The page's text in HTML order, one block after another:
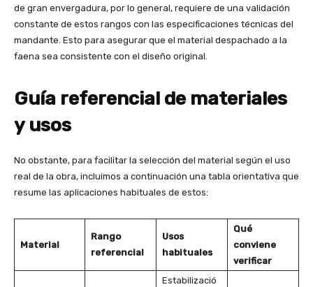
de gran envergadura, por lo general, requiere de una validación
constante de estos rangos con las especificaciones técnicas del
mandante. Esto para asegurar que el material despachado a la
faena sea consistente con el diseño original.
Guía referencial de materiales
y usos
No obstante, para facilitar la selección del material según el uso
real de la obra, incluimos a continuación una tabla orientativa que
resume las aplicaciones habituales de estos:
Material
Rango
referencial
Usos
habituales
Qué
conviene
verificar
Estabilizació